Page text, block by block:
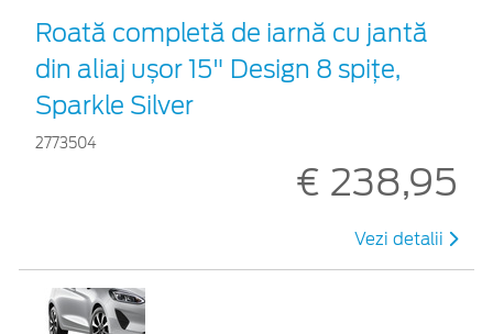
Roată completă de iarnă cu jantă
din aliaj ușor 15" Design 8 spițe,
Sparkle Silver
2773504
€ 238,95
Vezi detalii